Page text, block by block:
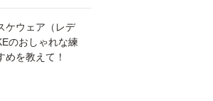
ケウェア（レデ
のおしゃれな練
めを教えて！